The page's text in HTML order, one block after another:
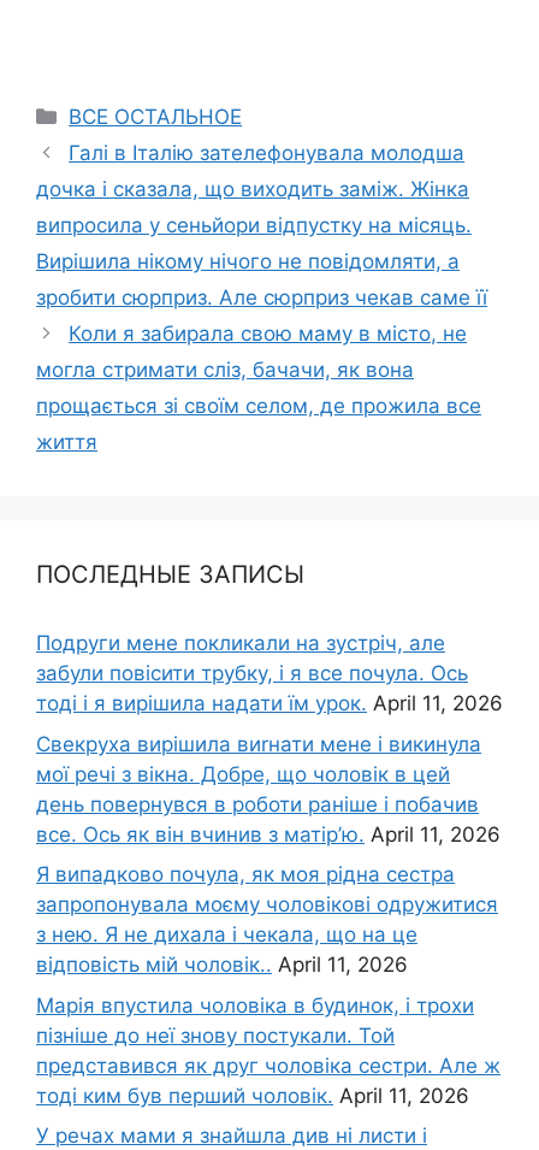
Categories
ВСЕ ОСТАЛЬНОЕ
Галі в Італію зателефонувала молодша
дочка і сказала, що виходить заміж. Жінка
випросила у сеньйори відпустку на місяць.
Вирішила нікому нічого не повідомляти, а
зробити сюрприз. Але сюрприз чекав саме її
Коли я забирала свою маму в місто, не
могла стримати сліз, бачачи, як вона
прощається зі своїм селом, де прожила все
життя
ПОСЛЕДНЫЕ ЗАПИСЫ
Подруги мене покликали на зустріч, але
забули повісити трубку, і я все почула. Ось
тоді і я вирішила надати їм урок. April 11, 2026
Свекруха вирішила виrнати мене і викинула
мої речі з вікна. Добре, що чоловік в цей
день повернувся в роботи раніше і побачив
все. Ось як він вчинив з матір’ю. April 11, 2026
Я випадково почула, як моя рідна сестра
запропонувала моєму чоловікові одружитися
з нею. Я не дихала і чекала, що на це
відповість мій чоловік.. April 11, 2026
Марія впустила чоловіка в будинок, і трохи
пізніше до неї знову постукали. Той
представився як друг чоловіка сестри. Але ж
тоді ким був перший чоловік. April 11, 2026
У речах мами я знайшла див ні листи і